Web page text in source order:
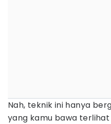
Nah, teknik ini hanya
yang kamu bawa